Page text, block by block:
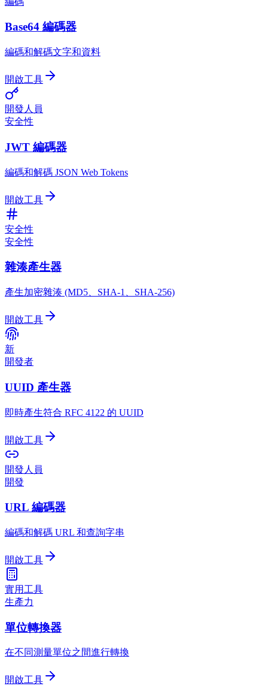
Base64 編碼器
編碼和解碼文字和資料
開啟工具
開發人員
安全性
JWT 編碼器
編碼和解碼 JSON Web Tokens
開啟工具
安全性
安全性
雜湊產生器
產生加密雜湊 (MD5、SHA-1、SHA-256)
開啟工具
新
開發者
UUID 產生器
即時產生符合 RFC 4122 的 UUID
開啟工具
開發人員
開發
URL 編碼器
編碼和解碼 URL 和查詢字串
開啟工具
實用工具
生產力
單位轉換器
在不同測量單位之間進行轉換
開啟工具